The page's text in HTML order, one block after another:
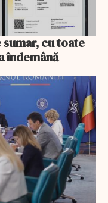
sumar, cu toate
îndemână